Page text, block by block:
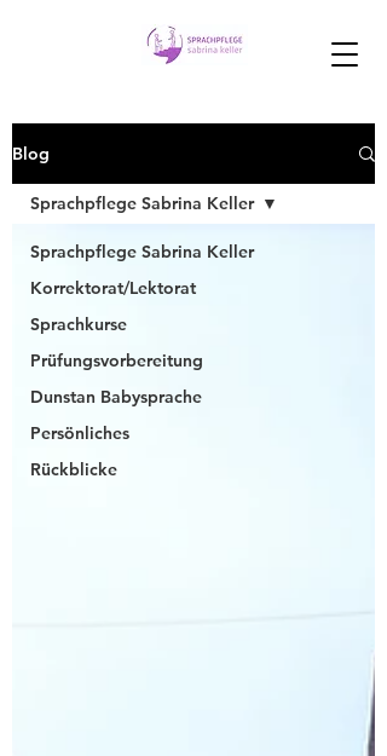
Blog
Sprachpflege Sabrina Keller
Korrektorat/Lektorat
Sprachkurse
Prüfungsvorbereitung
Dunstan Babysprache
Persönliches
Rückblicke
Sprachpflege Sabrina Keller